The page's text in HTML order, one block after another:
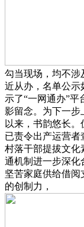
勾当现场，均不涉
近从办，名单公示
示了“一网通办”
影留念。为下一步
以来，书韵悠长
已责令出产运营
村落干部提拔文化
通机制进一步深化
坚苦家庭供给借阅
的创制力，